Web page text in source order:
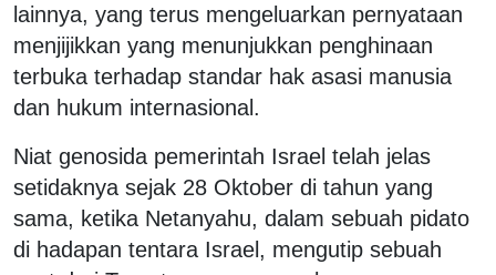
lainnya, yang terus mengeluarkan pernyataan
menjijikkan yang menunjukkan penghinaan
terbuka terhadap standar hak asasi manusia
dan hukum internasional.
Niat genosida pemerintah Israel telah jelas
setidaknya sejak 28 Oktober di tahun yang
sama, ketika Netanyahu, dalam sebuah pidato
di hadapan tentara Israel, mengutip sebuah